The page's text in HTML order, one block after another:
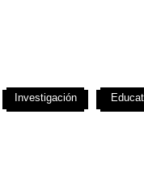
Investigación